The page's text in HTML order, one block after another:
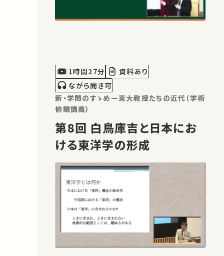
1時間27分
資料あり
ながら聞き可
新・学問のすゝめー東大教授たちの近代（学術
俯瞰講義）
第8回 白鳥庫吉と日本にお
ける東洋学の形成